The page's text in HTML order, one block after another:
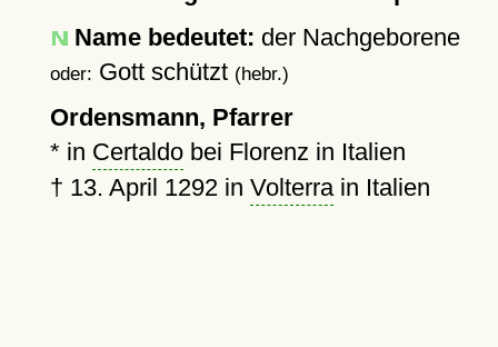
Name bedeutet: der Nachgeborene
oder: Gott schützt (hebr.)
Ordensmann, Pfarrer
* in Certaldobei Florenz in Italien
† 13. April 1292in Volterrain Italien